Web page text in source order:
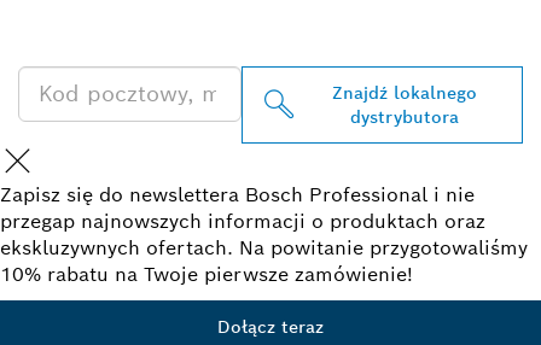
Znajdź lokalnego
dystrybutora
Zapisz się do newslettera Bosch Professional i nie
przegap najnowszych informacji o produktach oraz
ekskluzywnych ofertach. Na powitanie przygotowaliśmy
10% rabatu na Twoje pierwsze zamówienie!
Dołącz teraz